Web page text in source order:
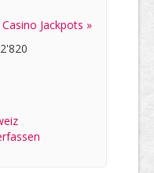
Casino Jackpots »